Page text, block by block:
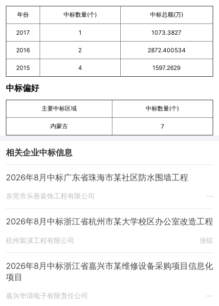
年份 中标数量(个) 中标总额(万)
2017 1 1073.3827
2016 2 2872.400534
2015 4 1597.2629
中标偏好
主要中标区域 中标数量(个)
内蒙古 7
相关企业中标信息
2026年8月中标广东省珠海市某社区防水围墙工程
东莞市乐善装饰工程有限公司 --
2026年8月中标浙江省杭州市某大学校区办公室改造工程
杭州装潢工程有限公司 张镔
2026年8月中标浙江省嘉兴市某维修设备采购项目信息化
项目
嘉兴华清电子有限责任公司 --